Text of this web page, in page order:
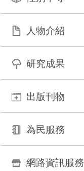
人物介紹
研究成果
出版刊物
為民服務
網路資訊服務